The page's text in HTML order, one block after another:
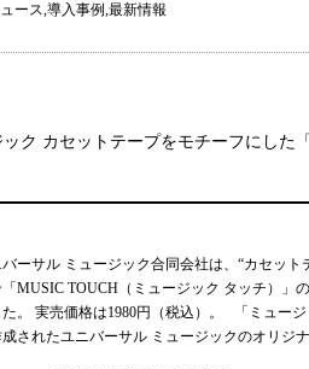
ース,導入事例,最新情報
ク カセットテープをモチーフにした
ーサル ミュージック合同会社は、“カセッ
「MUSIC TOUCH（ミュージック タッチ）」
た。 実売価格は1980円（税込）。 「ミュー
成されたユニバーサル ミュージックのオリジ